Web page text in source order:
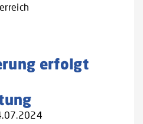
erfolgt